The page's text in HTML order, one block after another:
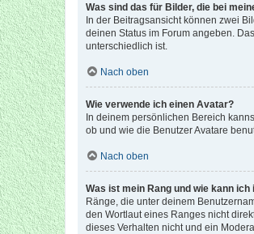
Was sind das für Bilder, die bei
In der Beitragsansicht können zwei
deinen Status im Forum angeben.
unterschiedlich ist.
Nach oben
Wie verwende ich einen Avatar?
In deinem persönlichen Bereich
ob und wie die Benutzer Avatare
Nach oben
Was ist mein Rang und wie kann ich
Ränge, die unter deinem
den Wortlaut eines Ranges nicht
dieses Verhalten nicht und ein